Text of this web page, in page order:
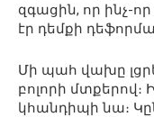
զգացին, որ ինչ-
էր դեմքի
Մի պահ վախը
բոլորի
կհանդիպի նա։